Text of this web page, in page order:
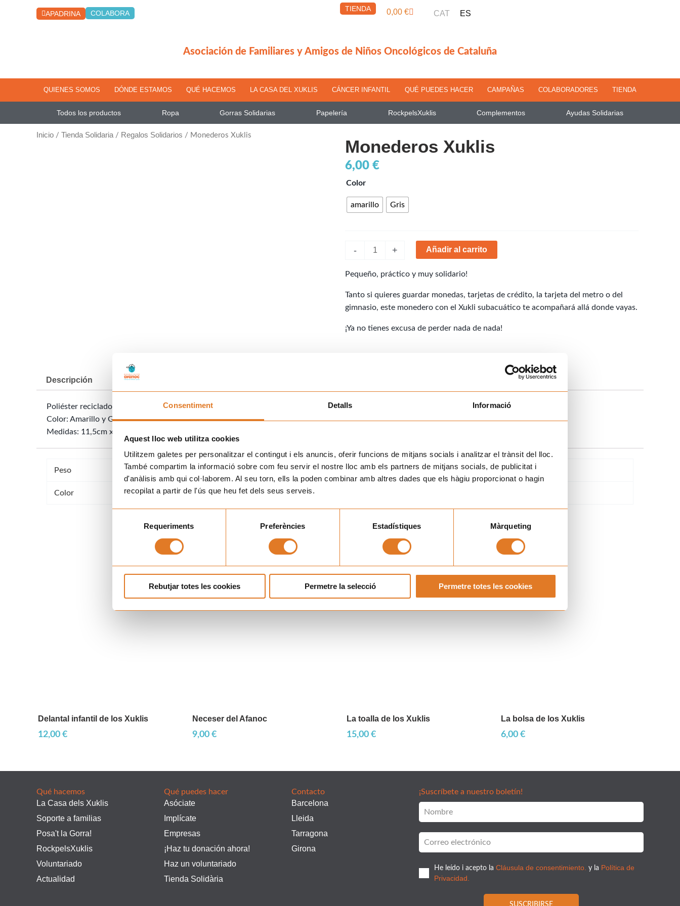
Consentiment Detalls Informació
Aquest lloc web utilitza cookies
Utilitzem galetes per personalitzar el contingut i els anuncis, oferir funcions de mitjans socials i analitzar el trànsit del lloc.
També compartim la informació sobre com feu servir el nostre lloc amb els partners de mitjans socials, de publicitat i
d'anàlisis amb qui col·laborem. Al seu torn, ells la poden combinar amb altres dades que els hàgiu proporcionat o hagin
recopilat a partir de l'ús que heu fet dels seus serveis.
consentiment
Requeriments Preferències Estadístiques Màrqueting
Rebutjar totes les cookies Permetre la selecció Permetre totes les cookies
APADRINA COLABORA
TIENDA 0,00 €Carrito CAT ES
Asociación de Familiares y Amigos de Niños Oncológicos de Cataluña
QUIENES SOMOS DÓNDE ESTAMOS QUÉ HACEMOS LA CASA DEL XUKLIS CÁNCER INFANTIL QUÉ PUEDES HACER CAMPAÑAS COLABORADORES TIENDA
Todos los productos Ropa Gorras Solidarias Papelería RockpelsXuklis Complementos Ayudas Solidarias
Inicio / Tienda Solidaria / Regalos Solidarios / Monederos Xuklis
Monederos Xuklis
6,00 €
Color
amarillo Gris
-
Monederos
cantidad
+ Añadir al carrito
Pequeño, práctico y muy solidario!
Tanto si quieres guardar monedas, tarjetas de crédito, la tarjeta del metro o del
gimnasio, este monedero con el Xukli subacuático te acompañará allá donde vayas.
¡Ya no tienes excusa de perder nada de nada!
Descripción Información adicional
Poliéster reciclado
Color: Amarillo y Gris
Medidas: 11,5cm x 8,5cm
Peso 0,010 kg
Color amarillo, Gris
Delantal infantil de los Xuklis
12,00€
Neceser del Afanoc
9,00€
La toalla de los Xuklis
15,00€
La bolsa de los Xuklis
6,00€
Qué hacemos
La Casa dels Xuklis
Soporte a familias
Posa't la Gorra!
RockpelsXuklis
Voluntariado
Actualidad
Qué puedes hacer
Asóciate
Implícate
Empresas
¡Haz tu donación ahora!
Haz un voluntariado
Tienda Solidària
Contacto
Barcelona
Lleida
Tarragona
Girona
¡Suscríbete a nuestro boletín!
He leído i acepto la Cláusula de consentimiento. y la Política de
Privacidad.